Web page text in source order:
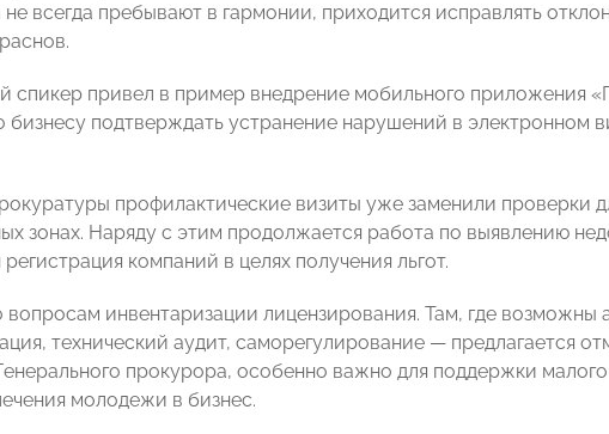
всегда пребывают в гармонии, приходится исправлять
спикер привел в пример внедрение мобильного приложения
подтверждать устранение нарушений в электронном
профилактические визиты уже заменили проверки
зонах. Наряду с этим продолжается работа по выявлению
компаний в целях получения льгот.
инвентаризации лицензирования. Там, где возможны
технический аудит, саморегулирование — предлагается
прокурора, особенно важно для поддержки
молодежи в бизнес.